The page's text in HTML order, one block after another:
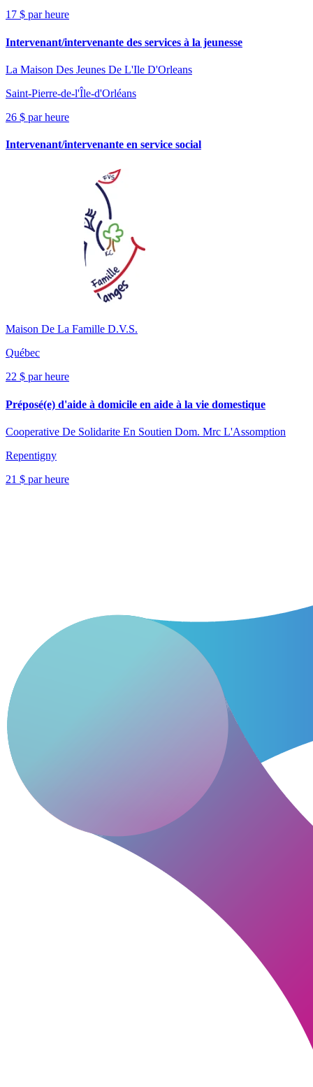
17 $ par heure
Intervenant/intervenante des services à la jeunesse
La Maison Des Jeunes De L'Ile D'Orleans
Saint-Pierre-de-l'Île-d'Orléans
26 $ par heure
Intervenant/intervenante en service social
Maison De La Famille D.V.S.
Québec
22 $ par heure
Préposé(e) d'aide à domicile en aide à la vie domestique
Cooperative De Solidarite En Soutien Dom. Mrc L'Assomption
Repentigny
21 $ par heure